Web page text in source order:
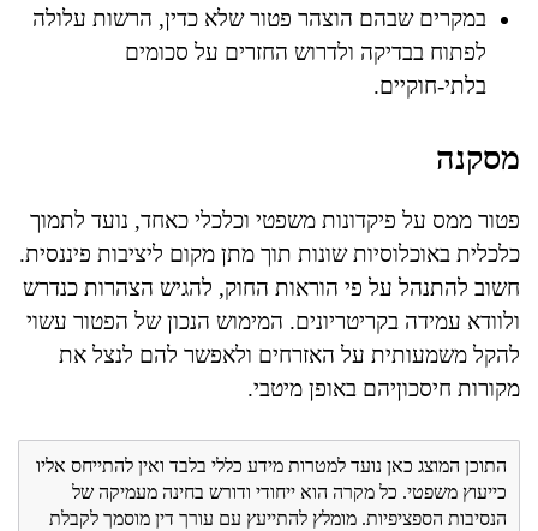
במקרים שבהם הוצהר פטור שלא כדין, הרשות עלולה
לפתוח בבדיקה ולדרוש החזרים על סכומים
בלתי-חוקיים.
מסקנה
פטור ממס על פיקדונות משפטי וכלכלי כאחד, נועד לתמוך
כלכלית באוכלוסיות שונות תוך מתן מקום ליציבות פיננסית.
חשוב להתנהל על פי הוראות החוק, להגיש הצהרות כנדרש
ולוודא עמידה בקריטריונים. המימוש הנכון של הפטור עשוי
להקל משמעותית על האזרחים ולאפשר להם לנצל את
מקורות חיסכוןיהם באופן מיטבי.
התוכן המוצג כאן נועד למטרות מידע כללי בלבד ואין להתייחס אליו
כייעוץ משפטי. כל מקרה הוא ייחודי ודורש בחינה מעמיקה של
הנסיבות הספציפיות. מומלץ להתייעץ עם עורך דין מוסמך לקבלת